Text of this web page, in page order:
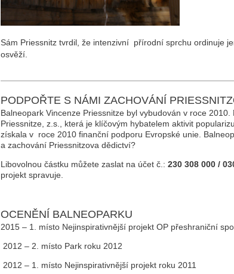
Sám Priessnitz tvrdil, že intenzivní přírodní sprchu ordinuje
osvěží.
PODPOŘTE S NÁMI ZACHOVÁNÍ
Balneopark Vincenze Priessnitze byl vybudován v roce
Priessnitze, z.s., která je klíčovým hybatelem aktivit
získala v roce 2010 finanční podporu Evropské unie.
a zachování Priessnitzova dědictví?
Libovolnou částku můžete zaslat na účet č.: 230 308 000 /
projekt spravuje.
OCENĚNÍ BALNEOPARKU
2015 – 1. místo Nejinspirativnější projekt OP přeshraniční
2012 – 2. místo Park roku 2012
2012 – 1. místo Nejinspirativnější projekt roku 2011